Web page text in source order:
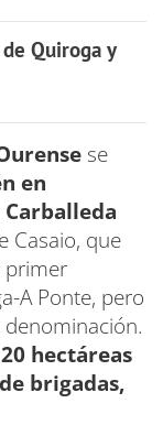
Quiroga y
se
en
Carballeda
Casaio, que
primer
A Ponte, pero
20 hectáreas
de brigadas,